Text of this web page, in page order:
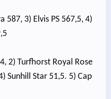
587, 3) Elvis PS 567,5, 4)
2) Turfhorst Royal Rose
Sunhill Star 51,5. 5) Cap